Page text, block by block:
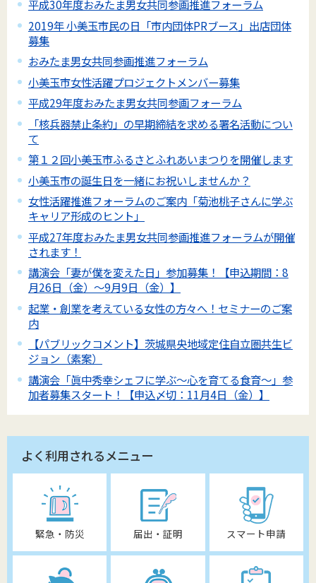
平成30年度おみたま男女共同参画推進フォーラム
2019年 小美玉市民の日「市内団体PRブース」出店団体
募集
おみたま男女共同参画推進フォーラム
小美玉市女性活躍プロジェクトメンバー募集
平成29年度おみたま男女共同参画フォーラム
「核兵器禁止条約」の早期締結を求める署名活動につい
て
第１２回小美玉市ふるさとふれあいまつりを開催します
小美玉市の誕生日を一緒にお祝いしませんか？
女性活躍推進フォーラムのご案内「菊池桃子さんに学ぶ
キャリア形成のヒント」
平成27年度おみたま男女共同参画推進フォーラムが開催
されます！
講演会「妻が僕を変えた日」参加募集！【申込期間：8
月26日（金）～9月9日（金）】
起業・創業を考えている女性の方々へ！セミナーのご案
内
【パブリックコメント】茨城県央地域定住自立圏共生ビ
ジョン（素案）
講演会「眞中秀幸シェフに学ぶ～心を育てる食育～」参
加者募集スタート！【申込〆切：11月4日（金）】
よく利用されるメニュー
緊急・防災 届出・証明 スマート申請